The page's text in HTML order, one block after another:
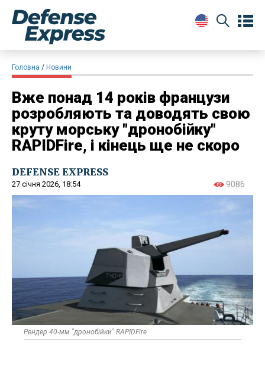
Головна Новини
Вже понад 14 років французи
розробляють та доводять свою
круту морську "дронобійку"
RAPIDFire, і кінець ще не скоро
DEFENSE EXPRESS
27 січня 2026, 18:54 9086
Рендер 40-мм "дронобійки" RAPIDFire